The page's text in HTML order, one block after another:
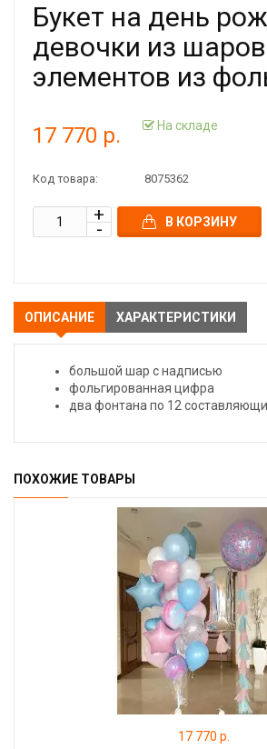
Букет на день
девочки из
элементов из
17 770 р. На складе
Код товара: 8075362
В КОРЗИНУ
ОПИСАНИЕ ХАРАКТЕРИСТИКИ
большой шар с надписью
фольгированная цифра
два фонтана по 12
ПОХОЖИЕ ТОВАРЫ
17 770 р.